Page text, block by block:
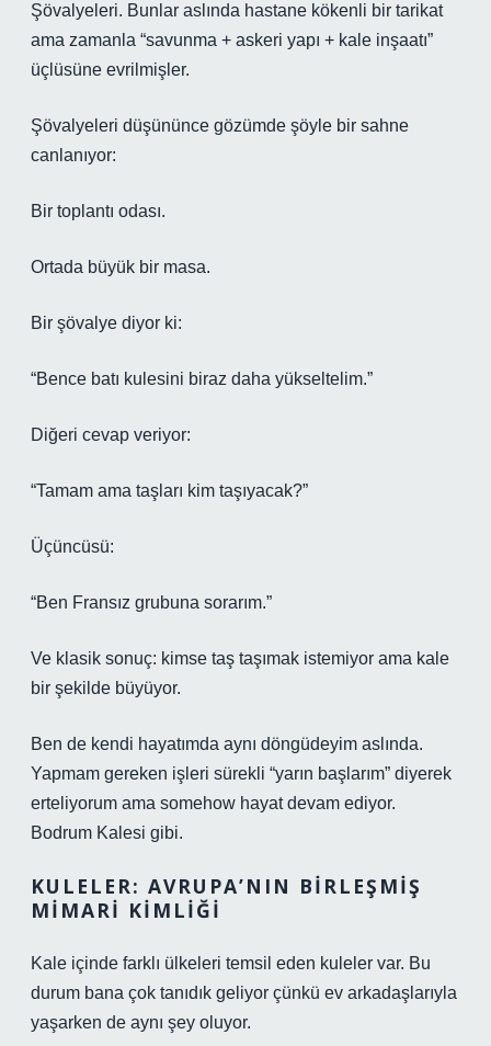
Şövalyeleri. Bunlar aslında hastane kökenli bir tarikat
ama zamanla “savunma + askeri yapı + kale inşaatı”
üçlüsüne evrilmişler.
Şövalyeleri düşününce gözümde şöyle bir sahne
canlanıyor:
Bir toplantı odası.
Ortada büyük bir masa.
Bir şövalye diyor ki:
“Bence batı kulesini biraz daha yükseltelim.”
Diğeri cevap veriyor:
“Tamam ama taşları kim taşıyacak?”
Üçüncüsü:
“Ben Fransız grubuna sorarım.”
Ve klasik sonuç: kimse taş taşımak istemiyor ama kale
bir şekilde büyüyor.
Ben de kendi hayatımda aynı döngüdeyim aslında.
Yapmam gereken işleri sürekli “yarın başlarım” diyerek
erteliyorum ama somehow hayat devam ediyor.
Bodrum Kalesi gibi.
KULELER: AVRUPA’NIN BIRLEŞMIŞ
MIMARI KIMLIĞI
Kale içinde farklı ülkeleri temsil eden kuleler var. Bu
durum bana çok tanıdık geliyor çünkü ev arkadaşlarıyla
yaşarken de aynı şey oluyor.